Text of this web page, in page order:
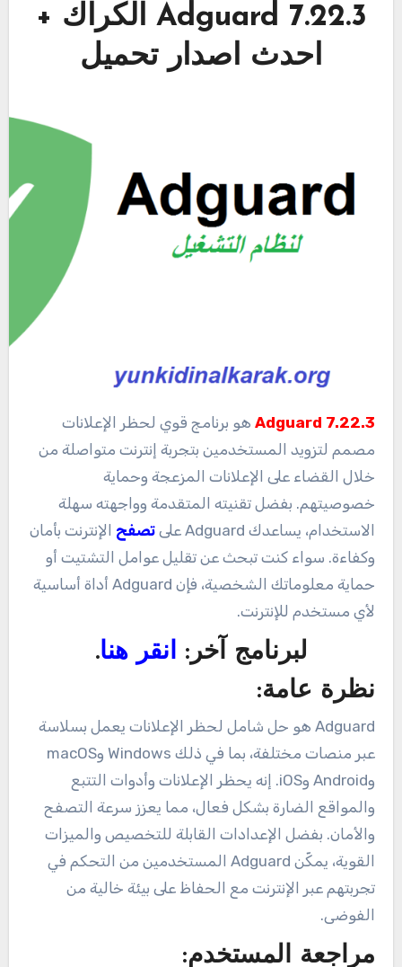
Adguard 7.22.3 الكراك +
احدث اصدار تحميل
7.22.3 Adguard
هو برنامج قوي لحظر الإعلانات
مصمم لتزويد المستخدمين بتجربة إنترنت متواصلة من
خلال القضاء على الإعلانات المزعجة وحماية
خصوصيتهم. بفضل تقنيته المتقدمة وواجهته سهلة
الاستخدام، يساعدك Adguard على
تصفح الإنترنت بأمان
وكفاءة. سواء كنت تبحث عن تقليل عوامل التشتيت أو
حماية معلوماتك الشخصية، فإن Adguard أداة أساسية
لأي مستخدم للإنترنت.
لبرنامج آخر: انقر هنا.
نظرة عامة:
Adguard هو حل شامل لحظر الإعلانات يعمل بسلاسة
عبر منصات مختلفة، بما في ذلك Windows وmacOS
وAndroid وiOS. إنه يحظر الإعلانات وأدوات التتبع
والمواقع الضارة بشكل فعال، مما يعزز سرعة التصفح
والأمان. بفضل الإعدادات القابلة للتخصيص والميزات
القوية، يمكّن Adguard المستخدمين من التحكم في
تجربتهم عبر الإنترنت مع الحفاظ على بيئة خالية من
الفوضى.
مراجعة المستخدم: